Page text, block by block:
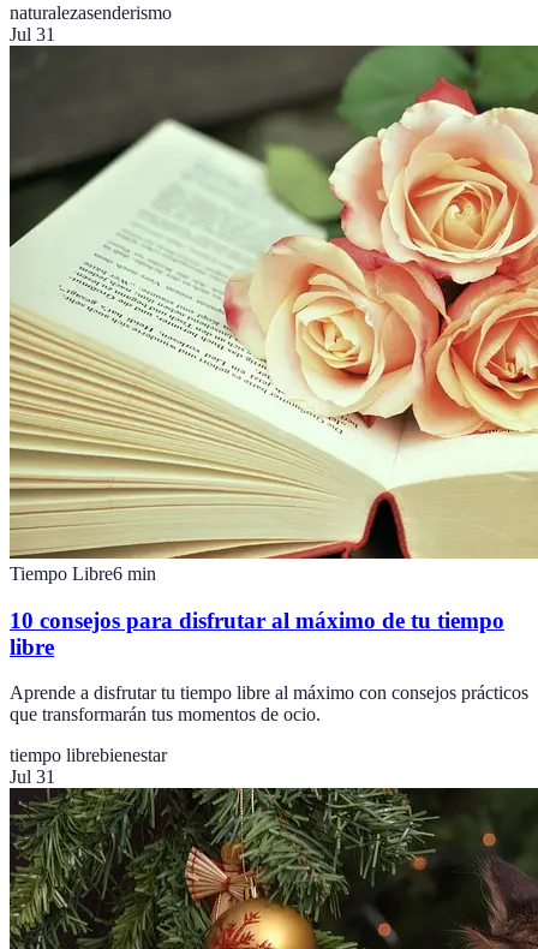
naturalezasenderismo
Jul 31
Tiempo Libre6 min
10 consejos para disfrutar al máximo de tu tiempo
libre
Aprende a disfrutar tu tiempo libre al máximo con consejos prácticos
que transformarán tus momentos de ocio.
tiempo librebienestar
Jul 31